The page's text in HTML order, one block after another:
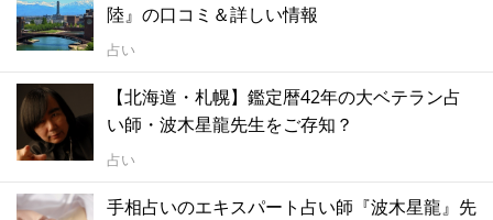
陸』の口コミ＆詳しい情報
占い
【北海道・札幌】鑑定暦42年の大ベテラン占
い師・波木星龍先生をご存知？
占い
手相占いのエキスパート占い師『波木星龍』先